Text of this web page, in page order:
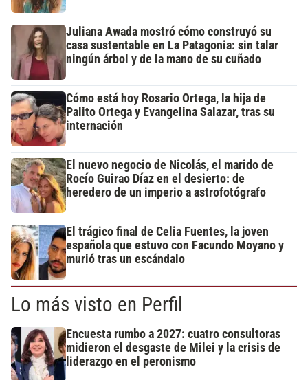
Juliana Awada mostró cómo construyó su
casa sustentable en La Patagonia: sin talar
ningún árbol y de la mano de su cuñado
Cómo está hoy Rosario Ortega, la hija de
Palito Ortega y Evangelina Salazar, tras su
internación
El nuevo negocio de Nicolás, el marido de
Rocío Guirao Díaz en el desierto: de
heredero de un imperio a astrofotógrafo
El trágico final de Celia Fuentes, la joven
española que estuvo con Facundo Moyano y
murió tras un escándalo
Lo más visto en Perfil
Encuesta rumbo a 2027: cuatro consultoras
midieron el desgaste de Milei y la crisis de
liderazgo en el peronismo